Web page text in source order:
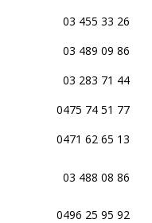
03 455 33 26
03 489 09 86
03 283 71 44
0475 74 51 77
0471 62 65 13
03 488 08 86
0496 25 95 92